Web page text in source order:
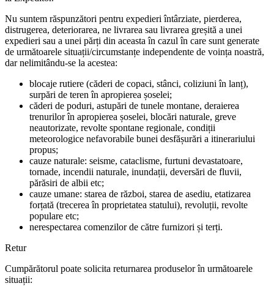
Nu suntem răspunzători pentru expedieri întârziate, pierderea,
distrugerea, deteriorarea, ne livrarea sau livrarea greșită a unei
expedieri sau a unei părți din aceasta în cazul în care sunt generate
de următoarele situații/circumstanțe independente de voința noastră,
dar nelimitându-se la acestea:
blocaje rutiere (căderi de copaci, stânci, coliziuni în lanț),
surpări de teren în apropierea șoselei;
căderi de poduri, astupări de tunele montane, deraierea
trenurilor în apropierea șoselei, blocări naturale, greve
neautorizate, revolte spontane regionale, condiții
meteorologice nefavorabile bunei desfășurări a itinerariului
propus;
cauze naturale: seisme, cataclisme, furtuni devastatoare,
tornade, incendii naturale, inundații, deversări de fluvii,
părăsiri de albii etc;
cauze umane: starea de război, starea de asediu, etatizarea
forțată (trecerea în proprietatea statului), revoluții, revolte
populare etc;
nerespectarea comenzilor de către furnizori și terți.
Retur
Cumpărătorul poate solicita returnarea produselor în următoarele
situații: